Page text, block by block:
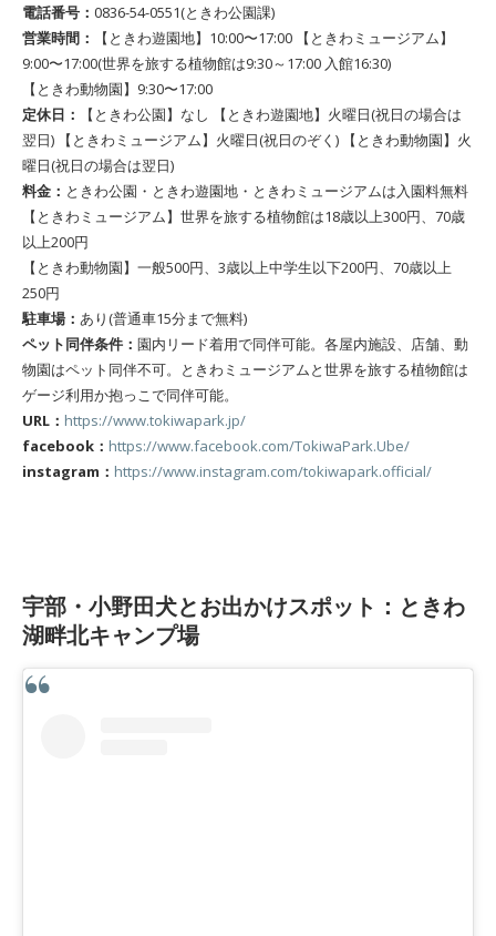
電話番号： 0836-54-0551(ときわ公園課)
営業時間：
【ときわ遊園地】10:00〜17:00 【ときわミュージアム】
9:00〜17:00(世界を旅する植物館は9:30～17:00 入館16:30)
【ときわ動物園】9:30〜17:00
定休日：
【ときわ公園】なし 【ときわ遊園地】火曜日(祝日の場合は
翌日) 【ときわミュージアム】火曜日(祝日のぞく) 【ときわ動物園】火
曜日(祝日の場合は翌日)
料金： ときわ公園・ときわ遊園地・ときわミュージアムは入園料無料
【ときわミュージアム】世界を旅する植物館は18歳以上300円、70歳
以上200円
【ときわ動物園】一般500円、3歳以上中学生以下200円、70歳以上
250円
駐車場： あり(普通車15分まで無料)
ペット同伴条件： 園内リード着用で同伴可能。各屋内施設、店舗、動
物園はペット同伴不可。ときわミュージアムと世界を旅する植物館は
ゲージ利用か抱っこで同伴可能。
URL： https://www.tokiwapark.jp/
facebook： https://www.facebook.com/TokiwaPark.Ube/
instagram： https://www.instagram.com/tokiwapark.official/
宇部・小野田犬とお出かけスポット：ときわ
湖畔北キャンプ場